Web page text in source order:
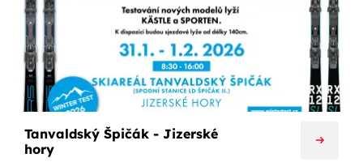
Tanvaldský Špičák - Jizerské
hory